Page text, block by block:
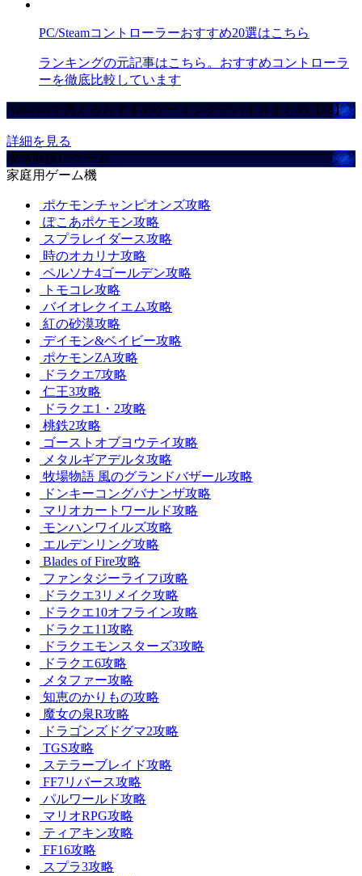
PC/Steamコントローラーおすすめ20選はこちら
ランキングの元記事はこちら。おすすめコントローラ
ーを徹底比較しています
Amazonで買えるおすすめゲーミングデバイスまとめ【ad】
詳細を見る
攻略取扱いゲーム
家庭用ゲーム機
ポケモンチャンピオンズ攻略
ぽこあポケモン攻略
スプラレイダース攻略
時のオカリナ攻略
ペルソナ4ゴールデン攻略
トモコレ攻略
バイオレクイエム攻略
紅の砂漠攻略
デイモン&ベイビー攻略
ポケモンZA攻略
ドラクエ7攻略
仁王3攻略
ドラクエ1・2攻略
桃鉄2攻略
ゴーストオブヨウテイ攻略
メタルギアデルタ攻略
牧場物語 風のグランドバザール攻略
ドンキーコングバナンザ攻略
マリオカートワールド攻略
モンハンワイルズ攻略
エルデンリング攻略
Blades of Fire攻略
ファンタジーライフi攻略
ドラクエ3リメイク攻略
ドラクエ10オフライン攻略
ドラクエ11攻略
ドラクエモンスターズ3攻略
ドラクエ6攻略
メタファー攻略
知恵のかりもの攻略
魔女の泉R攻略
ドラゴンズドグマ2攻略
TGS攻略
ステラーブレイド攻略
FF7リバース攻略
パルワールド攻略
マリオRPG攻略
ティアキン攻略
FF16攻略
スプラ3攻略